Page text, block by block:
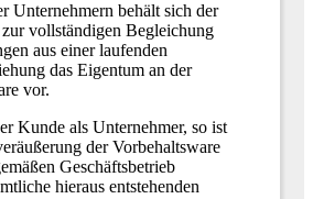
Unternehmern behält sich der
vollständigen Begleichung
aus einer laufenden
das Eigentum an der
vor.
Kunde als Unternehmer, so ist
der Vorbehaltsware
Geschäftsbetrieb
hieraus entstehenden